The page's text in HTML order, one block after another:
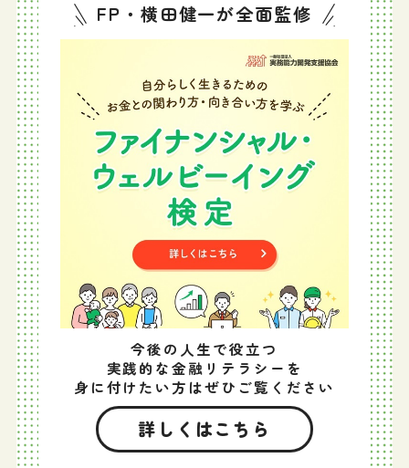
FP・横田健一が全面監修
今後の人生で役立つ
実践的な金融リテラシーを
身に付けたい方はぜひご覧ください
詳しくはこちら